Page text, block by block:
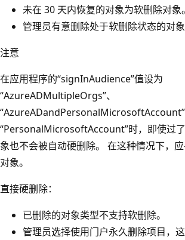
未在 30 天内恢复的对象为软删除对象。
管理员有意删除处于软删除状态的对象
注意
在应用程序的“signInAudience”值设为
“AzureADMultipleOrgs”、
“PersonalMicrosoftAccount”时，即使过
象也不会被自动硬删除。 在这种情况下，
对象。
直接硬删除：
已删除的对象类型不支持软删除。
管理员选择使用门户永久删除项目，